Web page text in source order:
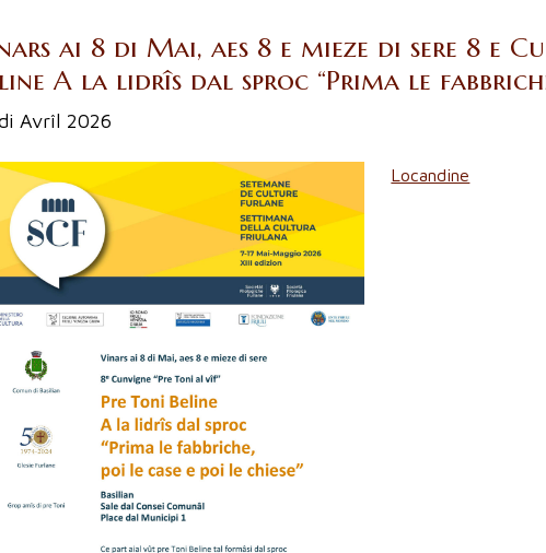
ai 8 di Mai, aes 8 e mieze di sere 8 e
A la lidrîs dal sproc “Prima le
Avrîl 2026
Locandine